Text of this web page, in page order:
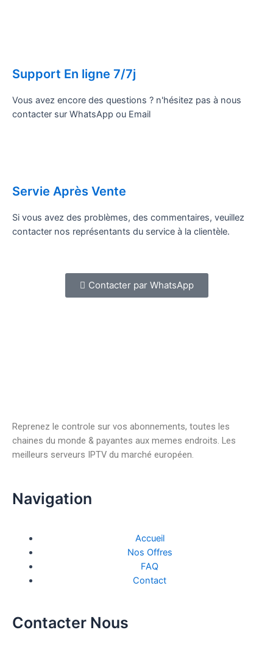
Support En ligne 7/7j
Vous avez encore des questions ? n'hésitez pas à nous
contacter sur WhatsApp ou Email
Servie Après Vente
Si vous avez des problèmes, des commentaires, veuillez
contacter nos représentants du service à la clientèle.
Contacter par WhatsApp
Reprenez le controle sur vos abonnements, toutes les
chaines du monde & payantes aux memes endroits. Les
meilleurs serveurs IPTV du marché européen.
Navigation
Accueil
Nos Offres
FAQ
Contact
Contacter Nous